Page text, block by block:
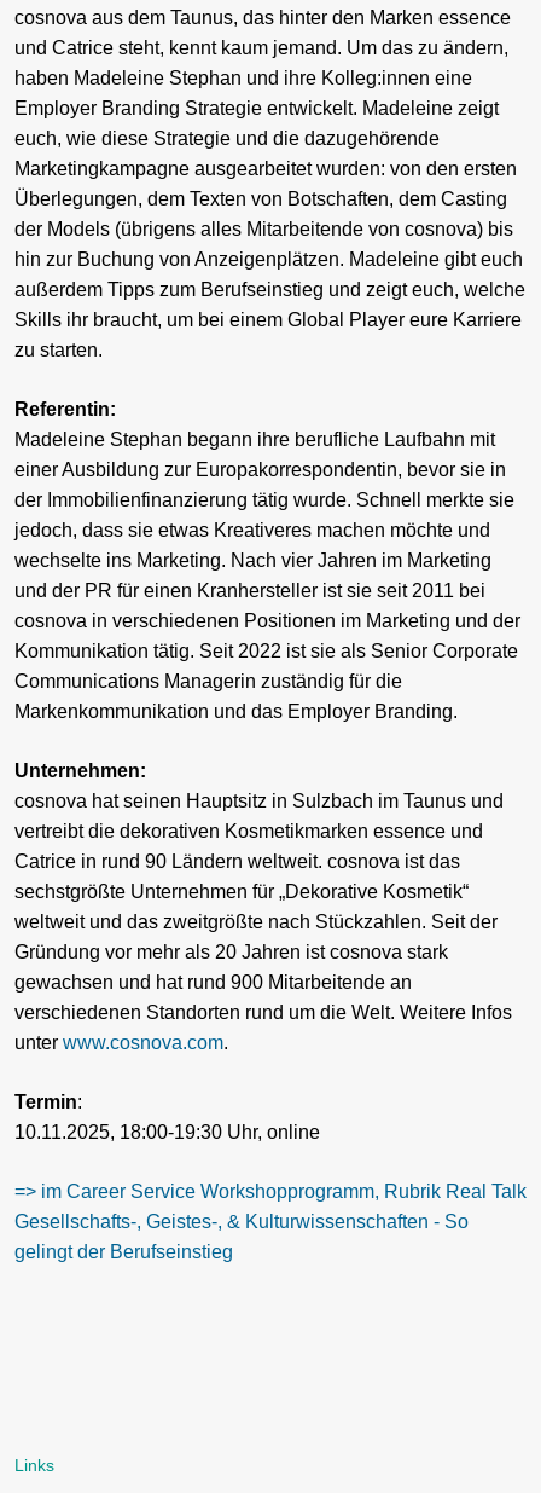
cosnova aus dem Taunus, das hinter den Marken essence
und Catrice steht, kennt kaum jemand. Um das zu ändern,
haben Madeleine Stephan und ihre Kolleg:innen eine
Employer Branding Strategie entwickelt. Madeleine zeigt
euch, wie diese Strategie und die dazugehörende
Marketingkampagne ausgearbeitet wurden: von den ersten
Überlegungen, dem Texten von Botschaften, dem Casting
der Models (übrigens alles Mitarbeitende von cosnova) bis
hin zur Buchung von Anzeigenplätzen. Madeleine gibt euch
außerdem Tipps zum Berufseinstieg und zeigt euch, welche
Skills ihr braucht, um bei einem Global Player eure Karriere
zu starten.
Referentin:
Madeleine Stephan begann ihre berufliche Laufbahn mit
einer Ausbildung zur Europakorrespondentin, bevor sie in
der Immobilienfinanzierung tätig wurde. Schnell merkte sie
jedoch, dass sie etwas Kreativeres machen möchte und
wechselte ins Marketing. Nach vier Jahren im Marketing
und der PR für einen Kranhersteller ist sie seit 2011 bei
cosnova in verschiedenen Positionen im Marketing und der
Kommunikation tätig. Seit 2022 ist sie als Senior Corporate
Communications Managerin zuständig für die
Markenkommunikation und das Employer Branding.
Unternehmen:
cosnova hat seinen Hauptsitz in Sulzbach im Taunus und
vertreibt die dekorativen Kosmetikmarken essence und
Catrice in rund 90 Ländern weltweit. cosnova ist das
sechstgrößte Unternehmen für „Dekorative Kosmetik“
weltweit und das zweitgrößte nach Stückzahlen. Seit der
Gründung vor mehr als 20 Jahren ist cosnova stark
gewachsen und hat rund 900 Mitarbeitende an
verschiedenen Standorten rund um die Welt. Weitere Infos
unter www.cosnova.com.
Termin:
10.11.2025, 18:00-19:30 Uhr, online
=> im Career Service Workshopprogramm, Rubrik Real Talk
Gesellschafts-, Geistes-, & Kulturwissenschaften - So
gelingt der Berufseinstieg
Links